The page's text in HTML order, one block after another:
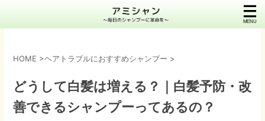
HOME >ヘアトラブルにおすすめシャンプー >
どうして白髪は増える？｜白髪予防・改
善できるシャンプーってあるの？